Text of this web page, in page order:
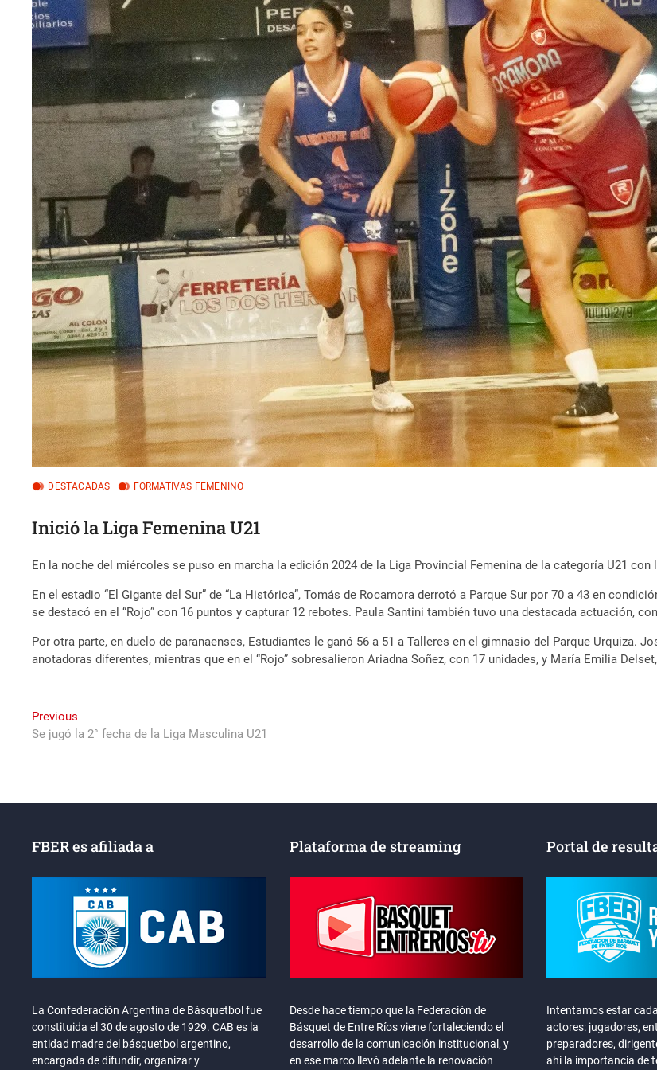
DESTACADAS FORMATIVAS FEMENINO
Inició la Liga Femenina U21
En la noche del miércoles se puso en marcha la edición 2024 de la Liga Provincial Femenina de la categoría U21
En el estadio “El Gigante del Sur” de “La Histórica”, Tomás de Rocamora derrotó a Parque Sur por 70 a 43 en
se destacó en el “Rojo” con 16 puntos y capturar 12 rebotes. Paula Santini también tuvo una destacada actuación,
Por otra parte, en duelo de paranaenses, Estudiantes le ganó 56 a 51 a Talleres en el gimnasio del Parque Urquiza.
anotadoras diferentes, mientras que en el “Rojo” sobresalieron Ariadna Soñez, con 17 unidades, y María Emilia
Navegación
de
Previous
post:
Se jugó la 2° fecha de la Liga Masculina U21
FBER es afiliada a
La Confederación Argentina de Básquetbol fue
constituida el 30 de agosto de 1929. CAB es la
entidad madre del básquetbol argentino,
encargada de difundir, organizar y
Plataforma de streaming
Desde hace tiempo que la Federación de
Básquet de Entre Ríos viene fortaleciendo el
desarrollo de la comunicación institucional, y
en ese marco llevó adelante la renovación
Portal de
Intentamos estar
actores: jugadores,
preparadores,
ahi la importancia de